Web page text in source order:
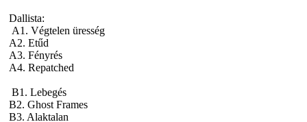
Dallista:
A1. Végtelen üresség
A2. Etűd
A3. Fényrés
A4. Repatched
B1. Lebegés
B2. Ghost Frames
B3. Alaktalan